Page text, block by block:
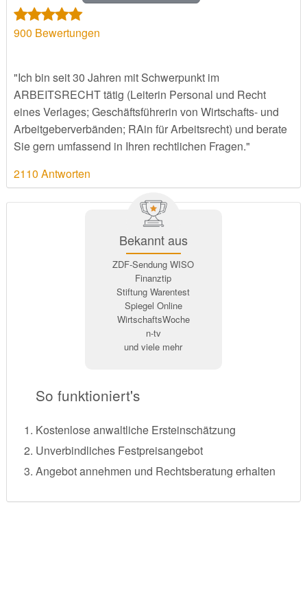
900 Bewertungen
"Ich bin seit 30 Jahren mit Schwerpunkt im
ARBEITSRECHT tätig (Leiterin Personal und Recht
eines Verlages; Geschäftsführerin von Wirtschafts- und
Arbeitgeberverbänden; RAin für Arbeitsrecht) und berate
Sie gern umfassend in Ihren rechtlichen Fragen."
2110 Antworten
Bekannt aus
ZDF-Sendung WISO
Finanztip
Stiftung Warentest
Spiegel Online
WirtschaftsWoche
n-tv
und viele mehr
So funktioniert's
Kostenlose anwaltliche Ersteinschätzung
Unverbindliches Festpreisangebot
Angebot annehmen und Rechtsberatung erhalten